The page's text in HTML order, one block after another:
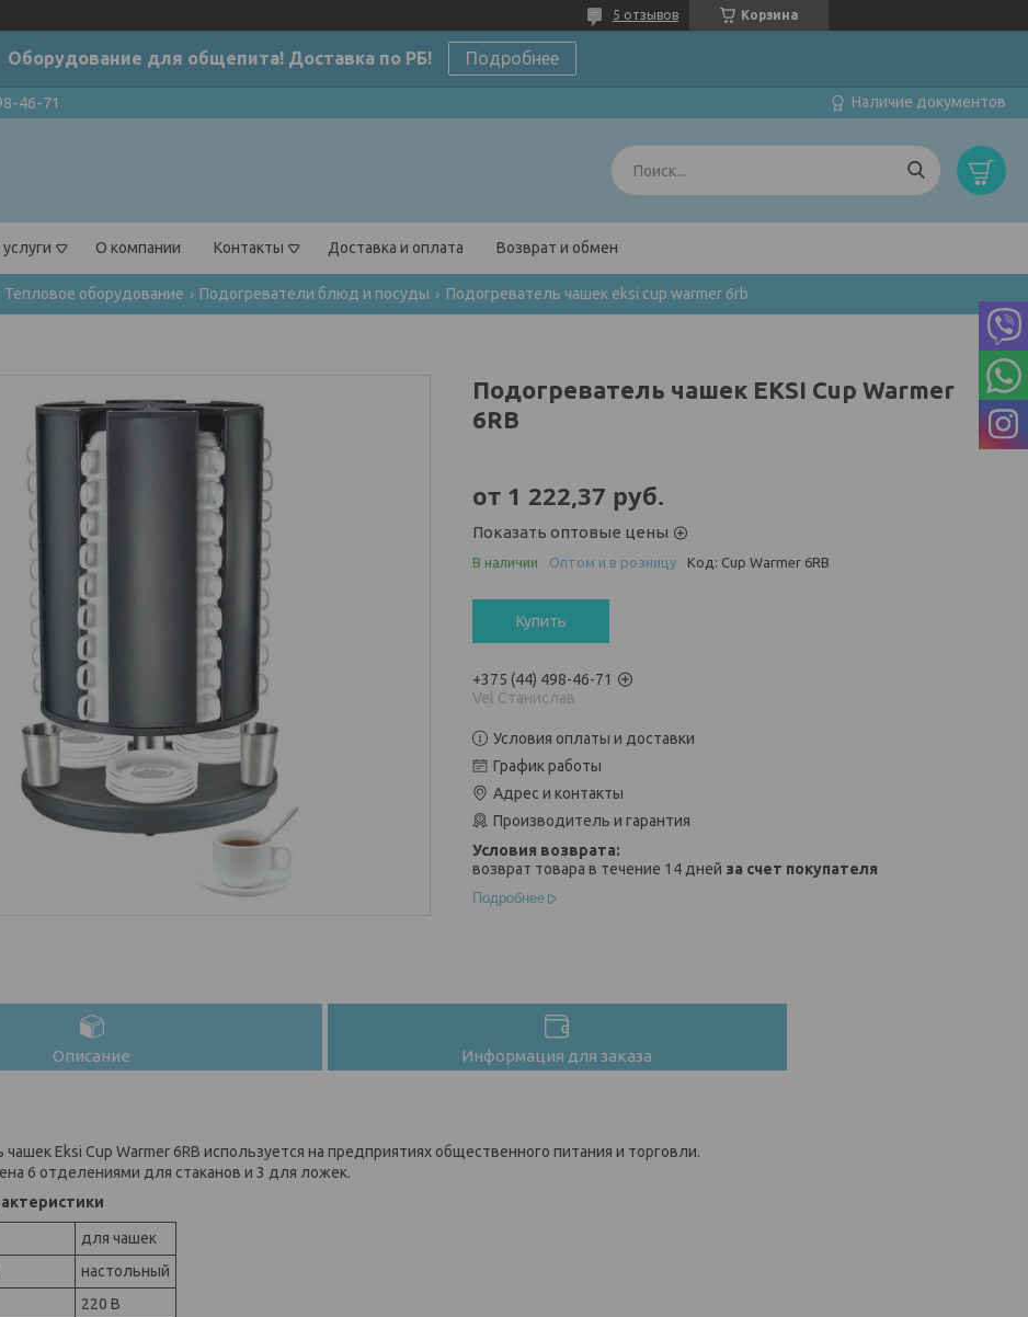
Корзина
5 отзывов
Оборудование для общепита! Доставка по РБ! Подробнее
46-71 Наличие документов
О компании Контакты Доставка и оплата Возврат и обмен
Тепловое оборудование Подогреватели блюд и посуды Подогреватель чашек eksi cup warmer 6rb
Подогреватель чашек EKSI Cup Warmer
6RB
от 1 222,37 руб.
Показать оптовые цены
В наличии Оптом и в розницу Код: Cup Warmer 6RB
Купить
+375 (44) 498-46-71
Vel Станислав
Условия оплаты и доставки
График работы
Адрес и контакты
Производитель и гарантия
возврат товара в течение 14 дней за счет покупателя
Подробнее
Описание Информация для заказа
Eksi Cup Warmer 6RB используется на предприятиях общественного питания и торговли.
6 отделениями для стаканов и 3 для ложек.
для чашек
настольный
220 В